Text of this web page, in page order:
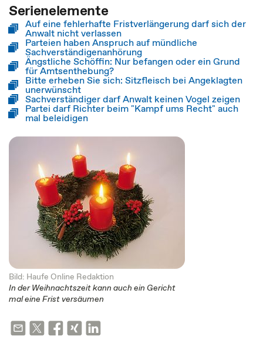
Serienelemente
Auf eine fehlerhafte Fristverlängerung darf sich der
Anwalt nicht verlassen
Parteien haben Anspruch auf mündliche
Sachverständigenanhörung
Ängstliche Schöffin: Nur befangen oder ein Grund
für Amtsenthebung?
Bitte erheben Sie sich: Sitzfleisch bei Angeklagten
unerwünscht
Sachverständiger darf Anwalt keinen Vogel zeigen
Partei darf Richter beim "Kampf ums Recht" auch
mal beleidigen
Bild: Haufe Online Redaktion
In der Weihnachtszeit kann auch ein Gericht
mal eine Frist versäumen